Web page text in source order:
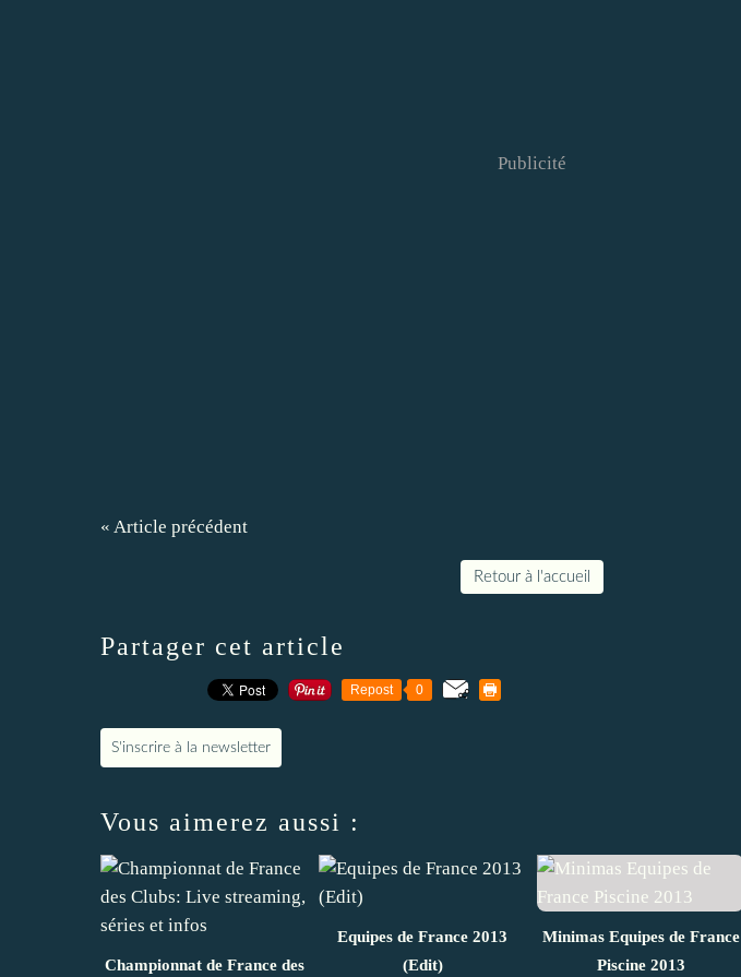
Publicité
« Article précédent
Retour à l'accueil
Partager cet article
Repost 0
S'inscrire à la newsletter
Vous aimerez aussi :
Championnat de France des
Equipes de France 2013
(Edit)
Minimas Equipes de France
Piscine 2013